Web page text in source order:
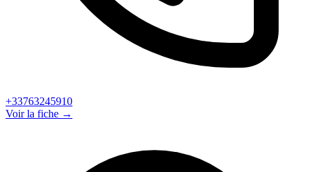
+33763245910
Voir la fiche →